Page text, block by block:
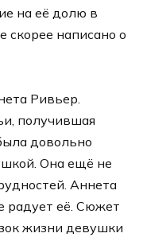
на её долю в
скорее написано о
Ривьер.
получившая
довольно
Она ещё не
Аннета
радует её. Сюжет
жизни девушки